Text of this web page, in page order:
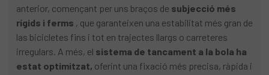
anterior, començant per uns braços de subjecció més
rígids i ferms , que garanteixen una estabilitat més gran de
las bicicletes fins i tot en trajectes llargs o carreteres
irregulars. A més, el sistema de tancament a la bola ha
estat optimitzat, oferint una fixació més precisa, ràpida i